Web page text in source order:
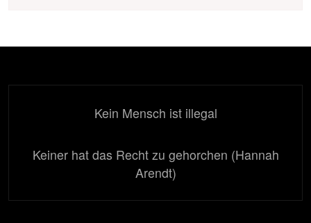
Kein Mensch ist illegal
Keiner hat das Recht zu gehorchen (Hannah
Arendt)